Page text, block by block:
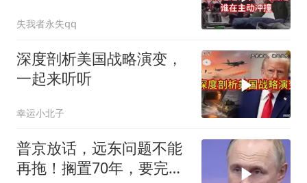
失我者永失qq
深度剖析美国战略演变，
一起来听听
幸运小北子
普京放话，远东问题不能
再拖！搁置70年，要完成